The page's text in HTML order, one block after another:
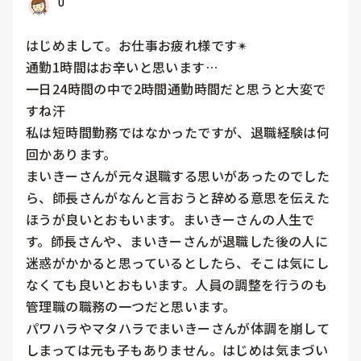
はじめまして。お仕事お疲れ様です✴︎
通勤1時間はお辛いと思います…
一日24時間の中で2時間通勤時間だと思うと大変で
すね汗
私は短時間勤務ではなかったですが、退職経験は何
回かあります。
まいきーさんが元々退職する思いがあったのでした
ら、師長さんがなんと言おうと辞める意思を伝えた
ほうが良いとおもいます。まいきーさんの人生で
す。師長さんや、まいきーさんが退職した後の人に
迷惑がかかると思っているとしたら、そこは気にし
なくても良いとおもいます。人員の調整を行うのも
管理職の職務の一つだと思います。
パワハラやマタハラでまいきーさんが体調を崩して
しまっては元も子もありません。はじめは気まづい